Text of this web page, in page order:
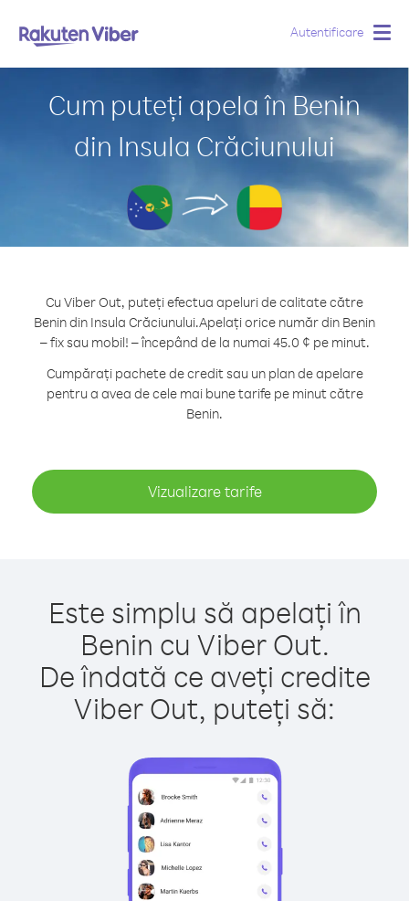
Autentificare
Cum puteți apela în Benin
din Insula Crăciunului
Cu Viber Out, puteți efectua apeluri de calitate către
Benin din Insula Crăciunului.Apelați orice număr din Benin
– fix sau mobil! – începând de la numai 45.0 ¢ pe minut.
Cumpărați pachete de credit sau un plan de apelare
pentru a avea de cele mai bune tarife pe minut către
Benin.
Vizualizare tarife
Este simplu să apelați în
Benin cu Viber Out.
De îndată ce aveți credite
Viber Out, puteți să: